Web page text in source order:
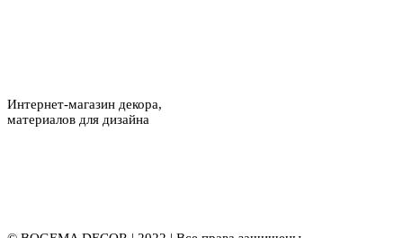
Интернет-магазин декора,
материалов для дизайна